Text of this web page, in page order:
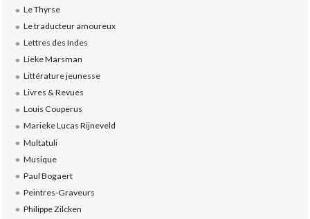
Le Thyrse
Le traducteur amoureux
Lettres des Indes
Lieke Marsman
Littérature jeunesse
Livres & Revues
Louis Couperus
Marieke Lucas Rijneveld
Multatuli
Musique
Paul Bogaert
Peintres-Graveurs
Philippe Zilcken